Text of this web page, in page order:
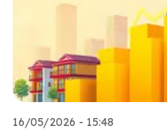
16/05/2026 - 15:48